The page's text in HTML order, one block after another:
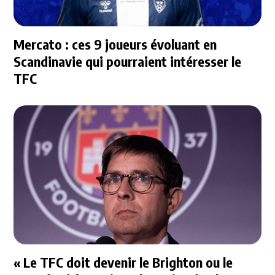
Mercato : ces 9 joueurs évoluant en
Scandinavie qui pourraient intéresser le
TFC
« Le TFC doit devenir le Brighton ou le